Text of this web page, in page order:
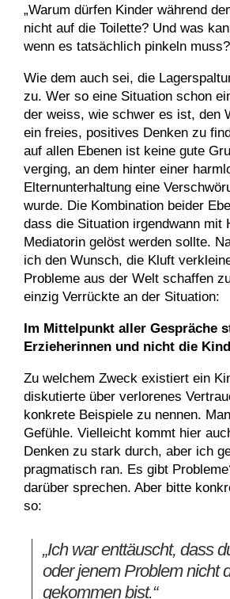
„Warum dürfen Kinder während
nicht auf die Toilette? Und was
wenn es tatsächlich pinkeln
Wie dem auch sei, die
zu. Wer so eine Situation schon
der weiss, wie schwer es ist, den
ein freies, positives Denken zu
auf allen Ebenen ist keine gute
verging, an dem hinter einer
Elternunterhaltung eine
wurde. Die Kombination beider
dass die Situation irgendwann mit
Mediatorin gelöst werden sollte.
ich den Wunsch, die Kluft
Probleme aus der Welt schaffen
einzig Verrückte an der Situation:
Im Mittelpunkt aller Gespräche
Erzieherinnen und nicht die
Zu welchem Zweck existiert ein
diskutierte über verlorenes
konkrete Beispiele zu nennen.
Gefühle. Vielleicht kommt hier
Denken zu stark durch, aber ich
pragmatisch ran. Es gibt
darüber sprechen. Aber bitte
so:
„Ich war enttäuscht, dass
oder jenem Problem nicht
gekommen bist.“